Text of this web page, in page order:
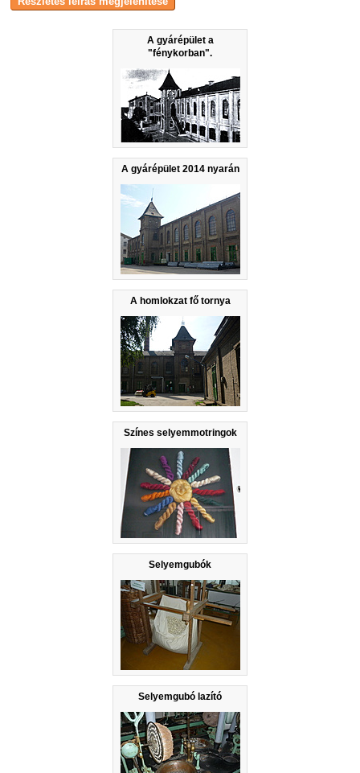
A gyárépület a
"fénykorban".
A gyárépület 2014 nyarán
A homlokzat fő tornya
Színes selyemmotringok
Selyemgubók
Selyemgubó lazító